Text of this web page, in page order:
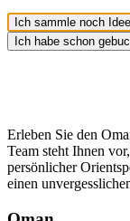
Ich sammle noch
Ich habe schon
Erleben Sie den
Team steht Ihnen
persönlicher
einen